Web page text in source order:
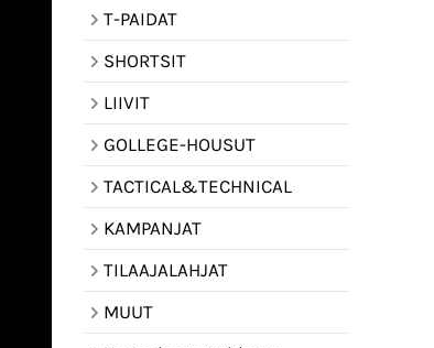
T-PAIDAT
SHORTSIT
LIIVIT
GOLLEGE-HOUSUT
TACTICAL&TECHNICAL
KAMPANJAT
TILAAJALAHJAT
MUUT